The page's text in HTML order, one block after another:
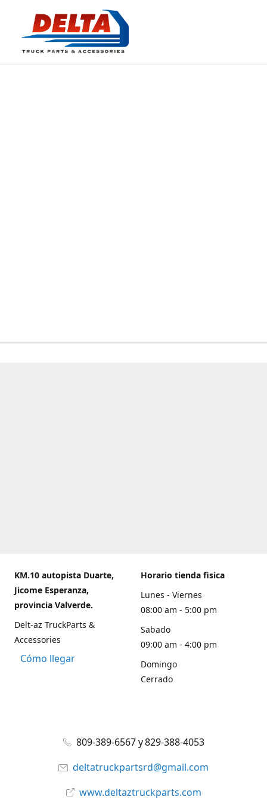
KM.10 autopista Duarte,
Jicome Esperanza,
provincia Valverde.
Delt-az TruckParts &
Accessories
Cómo llegar
Horario tienda fisica
Lunes - Viernes
08:00 am - 5:00 pm
Sabado
09:00 am - 4:00 pm
Domingo
Cerrado
809-389-6567 y 829-388-4053
deltatruckpartsrd@gmail.com
www.deltaztruckparts.com